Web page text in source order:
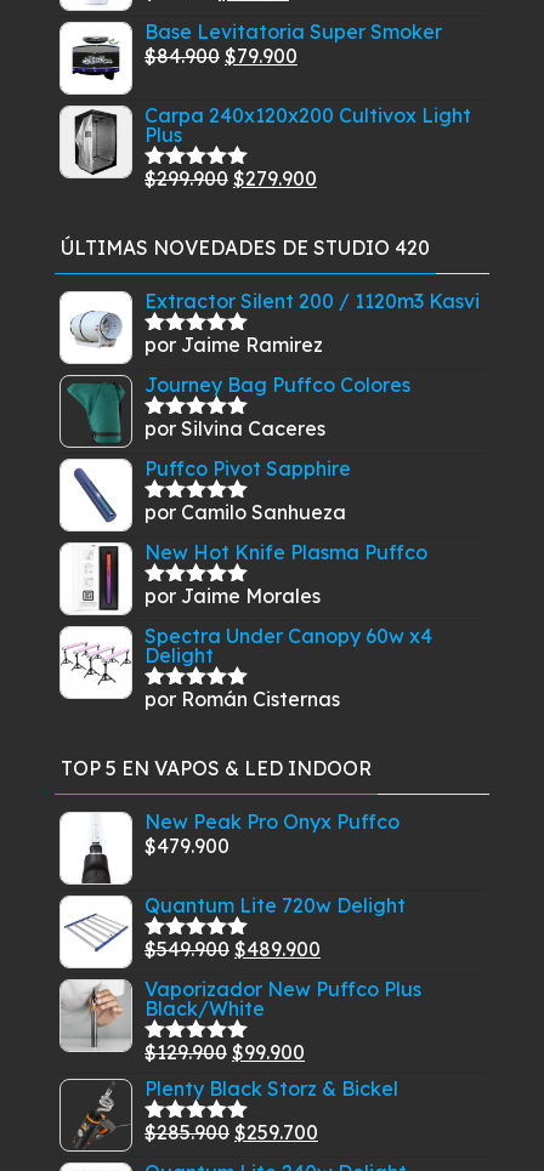
$16.900
5
precio
original
$21.610.
precio
actual
$18.910.
Base Levitatoria Super Smoker
$84.900 El
original
era:
$84.900.
$79.900
actual
$79.900.
Carpa 240x120x200 Cultivox Light
Plus
Valorado
$299.900 El
original
era:
$299.900.
$279.900
actual
es:
$279.900.
ÚLTIMAS NOVEDADES DE STUDIO 420
Extractor Silent 200 / 1120m3 Kasvi
Valorado
por Jaime Ramirez
Journey Bag Puffco Colores
Valorado
por Silvina Caceres
Puffco Pivot Sapphire
Valorado
por Camilo Sanhueza
New Hot Knife Plasma Puffco
Valorado
por Jaime Morales
Spectra Under Canopy 60w x4
Delight
Valorado
por Román Cisternas
TOP 5 EN VAPOS & LED INDOOR
New Peak Pro Onyx Puffco
$479.900
Quantum Lite 720w Delight
Valorado
5
$549.900 El
precio
original
era:
$549.900.
$489.900
precio
Vaporizador New Puffco Plus
Black/White
Valorado
5
$129.900 El
precio
original
era:
$99.900
precio
es:
Plenty Black Storz & Bickel
Valorado
$285.900 El
precio
$259.700
precio